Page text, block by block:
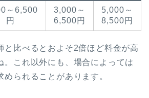
～6,500
円
3,000～
6,500円
5,000～
8,500円
と比べるとおよそ2倍ほど料金が高
。これ以外にも、場合によっては
められることがあります。